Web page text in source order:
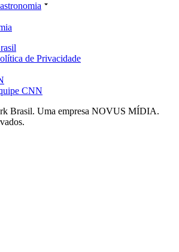
de Privacidade
CNN
Brasil. Uma empresa NOVUS MÍDIA.